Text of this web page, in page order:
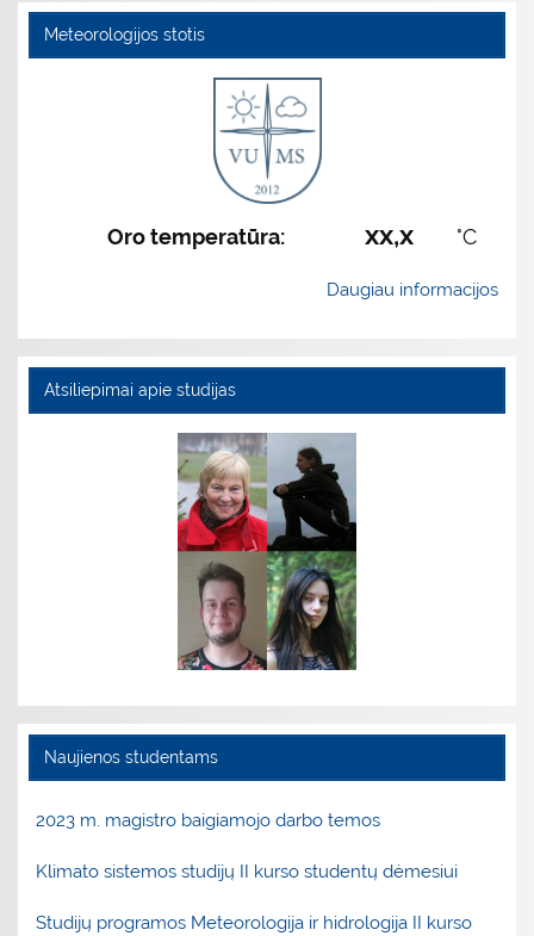
Meteorologijos stotis
Oro temperatūra: xx,x °C
Daugiau informacijos
Atsiliepimai apie studijas
Naujienos studentams
2023 m. magistro baigiamojo darbo temos
Klimato sistemos studijų II kurso studentų dėmesiui
Studijų programos Meteorologija ir hidrologija II kurso